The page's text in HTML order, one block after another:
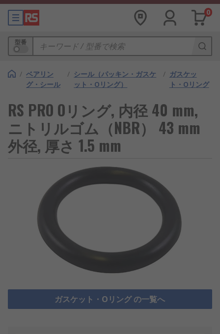
0
型番
/ ベアリン
グ・シール
/ シール（パッキン・ガスケ
ット・Oリング）
/ ガスケッ
ト・Oリング
RS PRO Oリング, 内径 40 mm,
ニトリルゴム（NBR） 43 mm
外径, 厚さ 1.5 mm
ガスケット・Oリング の一覧へ